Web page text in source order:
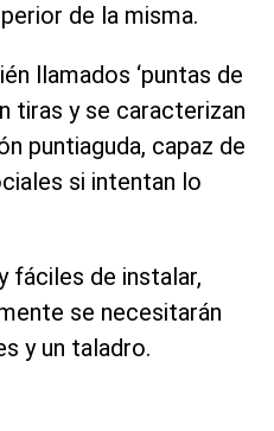
de la misma.
llamados ‘puntas de
tiras y se caracterizan
puntiaguda, capaz de
si intentan lo
fáciles de instalar,
se necesitarán
y un taladro.